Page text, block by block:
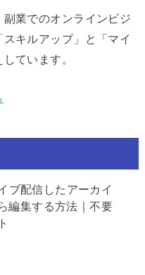
業でのオンラインビジ
キルアップ」と「マイ
ています。
ブ配信したアーカイ
編集する方法｜不要